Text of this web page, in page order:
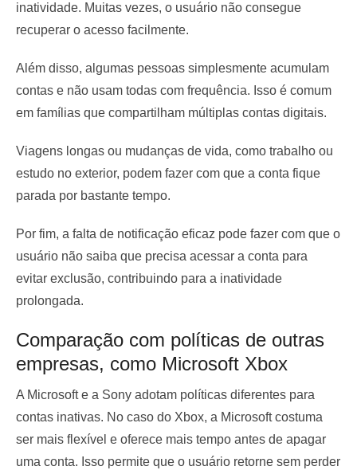
inatividade. Muitas vezes, o usuário não consegue
recuperar o acesso facilmente.
Além disso, algumas pessoas simplesmente acumulam
contas e não usam todas com frequência. Isso é comum
em famílias que compartilham múltiplas contas digitais.
Viagens longas ou mudanças de vida, como trabalho ou
estudo no exterior, podem fazer com que a conta fique
parada por bastante tempo.
Por fim, a falta de notificação eficaz pode fazer com que o
usuário não saiba que precisa acessar a conta para
evitar exclusão, contribuindo para a inatividade
prolongada.
Comparação com políticas de outras
empresas, como Microsoft Xbox
A Microsoft e a Sony adotam políticas diferentes para
contas inativas. No caso do Xbox, a Microsoft costuma
ser mais flexível e oferece mais tempo antes de apagar
uma conta. Isso permite que o usuário retorne sem perder